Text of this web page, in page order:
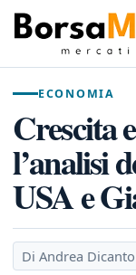
ECONOMIA
Crescita
l’analisi
USA e
Di Andrea Dicanto